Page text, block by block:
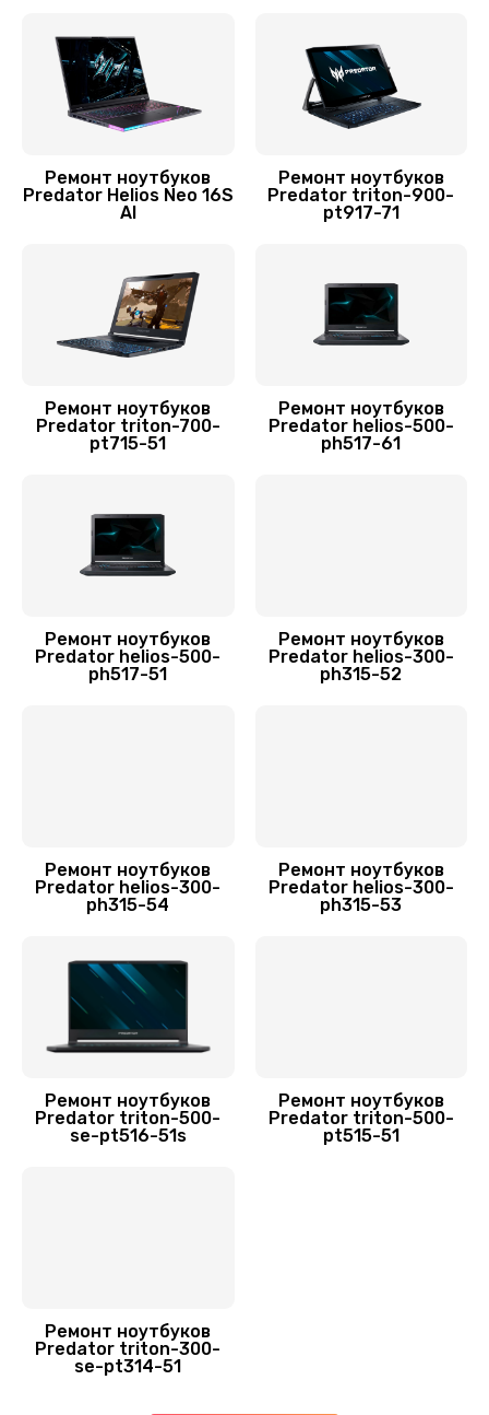
Замена SSD ноутбука Predator
Замена HDD (замена жёсткого диска)
Установка драйверов Windows
Замена матрицы
Заказать
2750 руб.
Заказать
600 руб.
Чистка от пыли
Ремонт ноутбуков
Predator Helios Neo 16S
AI
Ремонт ноутбуков
Predator triton-900-
pt917-71
Ремонт ноутбуков
Predator triton-700-
pt715-51
Ремонт ноутбуков
Predator helios-500-
ph517-61
Ремонт ноутбуков
Predator helios-500-
ph517-51
Ремонт ноутбуков
Predator helios-300-
ph315-52
Ремонт ноутбуков
Predator helios-300-
ph315-54
Ремонт ноутбуков
Predator helios-300-
ph315-53
Ремонт ноутбуков
Predator triton-500-
se-pt516-51s
Ремонт ноутбуков
Predator triton-500-
pt515-51
Ремонт ноутбуков
Predator triton-300-
se-pt314-51